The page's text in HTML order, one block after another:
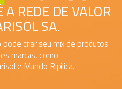
A REDE DE VALOR
SA.
pode criar seu mix de produtos
marcas, como
e Mundo Ripilica.